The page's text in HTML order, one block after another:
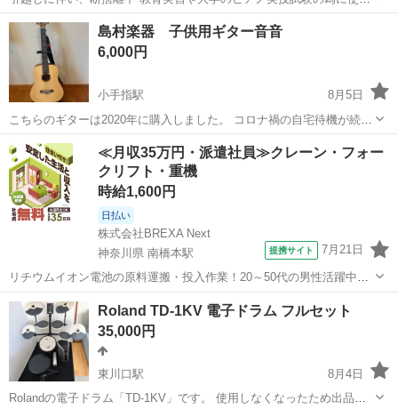
ていました。
埼玉 秩父市 浦山口駅 楽器 アップライトピアノ
島村楽器 子供用ギター音音
6,000円
小手指駅
8月5日
こちらのギターは2020年に購入しました。 コロナ禍の自宅待機が続く
中、小学生だった娘の為に購入しましたが、使用したのは最初だけで
興味が無かったのかその後は全く使用せずに保管していました。ソフ
トケースに入れて保管していたので...
埼玉 所沢市 小手指駅 弦楽器、ギター
≪月収35万円・派遣社員≫クレーン・フォー
クリフト・重機
時給1,600円
日払い
株式会社BREXA Next
神奈川県 南橋本駅
提携サイト 7月21日
リチウムイオン電池の原料運搬・投入作業！20～50代の男性活躍中★
ワンルーム寮完備！赴任旅費会社負担！年間休日130日★フォークリフ
ト免許お持ちの方、活躍中！就業先食堂利用可★《神奈川県相模原
市》 人気の工場のお仕事 ◇電...
神奈川 相模原市 その他
Roland TD-1KV 電子ドラム フルセット
35,000円
東川口駅
8月4日
Rolandの電子ドラム「TD-1KV」です。 使用しなくなったため出品し